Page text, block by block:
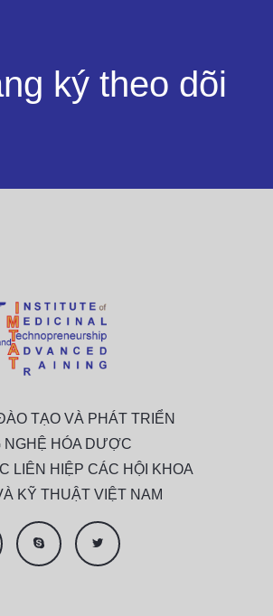
ký theo dõi
TẠO VÀ PHÁT TRIỂN
NGHỆ HÓA DƯỢC
LIÊN HIỆP CÁC HỘI KHOA
KỸ THUẬT VIỆT NAM